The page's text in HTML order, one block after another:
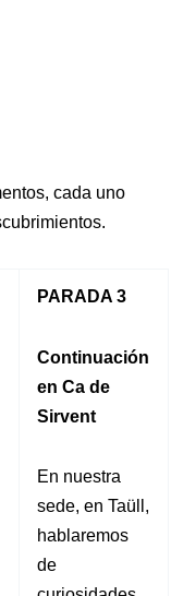
cada uno
PARADA 3
Continuación
en Ca de
Sirvent
En nuestra
sede, en Taüll,
hablaremos
de